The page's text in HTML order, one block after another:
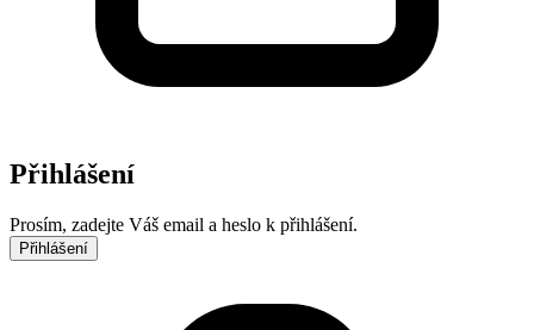
Přihlášení
Prosím, zadejte Váš email a heslo k přihlášení.
Přihlášení